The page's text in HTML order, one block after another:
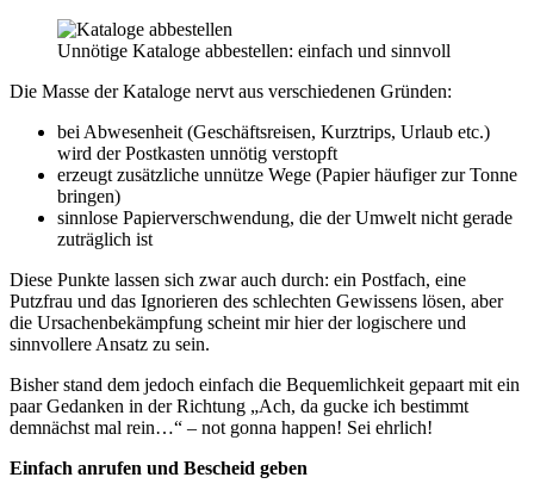
Unnötige Kataloge abbestellen: einfach und sinnvoll
Die Masse der Kataloge nervt aus verschiedenen Gründen:
bei Abwesenheit (Geschäftsreisen, Kurztrips, Urlaub etc.)
wird der Postkasten unnötig verstopft
erzeugt zusätzliche unnütze Wege (Papier häufiger zur Tonne
bringen)
sinnlose Papierverschwendung, die der Umwelt nicht gerade
zuträglich ist
Diese Punkte lassen sich zwar auch durch: ein Postfach, eine
Putzfrau und das Ignorieren des schlechten Gewissens lösen, aber
die Ursachenbekämpfung scheint mir hier der logischere und
sinnvollere Ansatz zu sein.
Bisher stand dem jedoch einfach die Bequemlichkeit gepaart mit ein
paar Gedanken in der Richtung „Ach, da gucke ich bestimmt
demnächst mal rein…“ – not gonna happen! Sei ehrlich!
Einfach anrufen und Bescheid geben